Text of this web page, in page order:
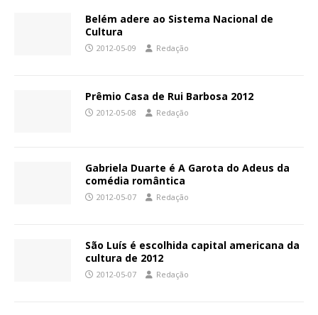
Belém adere ao Sistema Nacional de
Cultura
2012-05-09 Redação
Prêmio Casa de Rui Barbosa 2012
2012-05-08 Redação
Gabriela Duarte é A Garota do Adeus da
comédia romântica
2012-05-07 Redação
São Luís é escolhida capital americana da
cultura de 2012
2012-05-07 Redação